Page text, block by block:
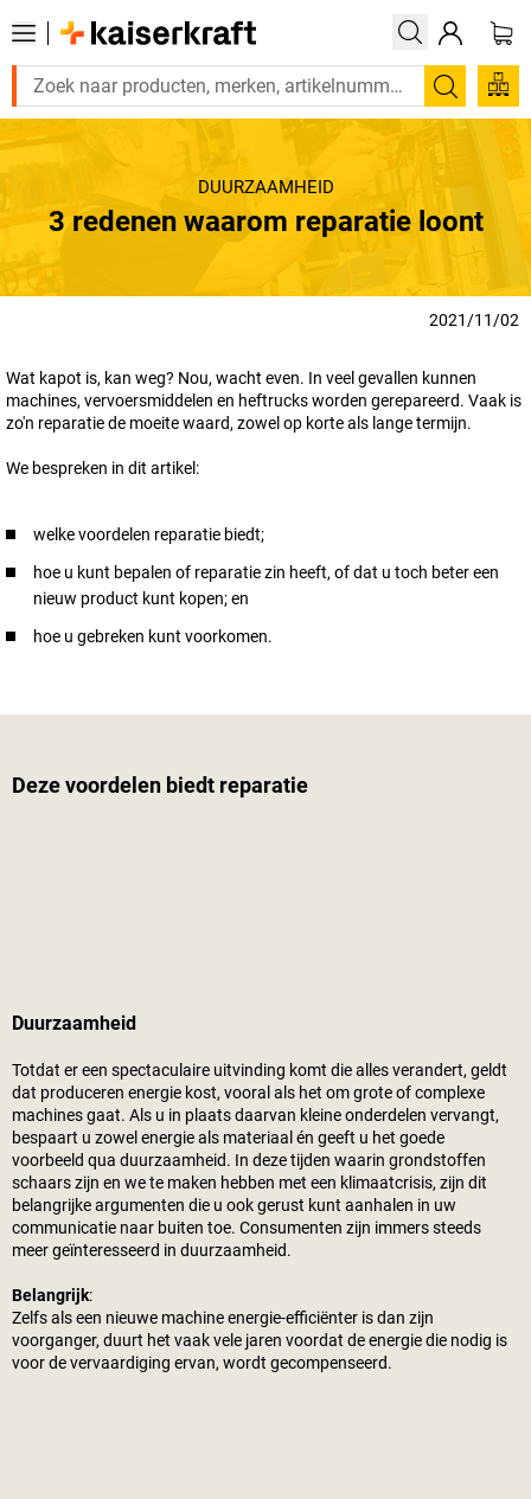
Zoeken
DUURZAAMHEID
3 redenen waarom reparatie loont
2021/11/02
Wat kapot is, kan weg? Nou, wacht even. In veel gevallen kunnen
machines, vervoersmiddelen en heftrucks worden gerepareerd. Vaak is
zo'n reparatie de moeite waard, zowel op korte als lange termijn.
We bespreken in dit artikel:
welke voordelen reparatie biedt;
hoe u kunt bepalen of reparatie zin heeft, of dat u toch beter een
nieuw product kunt kopen; en
hoe u gebreken kunt voorkomen.
Deze voordelen biedt reparatie
Duurzaamheid
Totdat er een spectaculaire uitvinding komt die alles verandert, geldt
dat produceren energie kost, vooral als het om grote of complexe
machines gaat. Als u in plaats daarvan kleine onderdelen vervangt,
bespaart u zowel energie als materiaal én geeft u het goede
voorbeeld qua duurzaamheid. In deze tijden waarin grondstoffen
schaars zijn en we te maken hebben met een klimaatcrisis, zijn dit
belangrijke argumenten die u ook gerust kunt aanhalen in uw
communicatie naar buiten toe. Consumenten zijn immers steeds
meer geïnteresseerd in duurzaamheid.
Belangrijk:
Zelfs als een nieuwe machine energie-efficiënter is dan zijn
voorganger, duurt het vaak vele jaren voordat de energie die nodig is
voor de vervaardiging ervan, wordt gecompenseerd.